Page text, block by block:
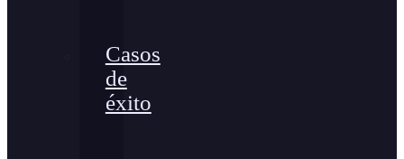
Casos
de
éxito